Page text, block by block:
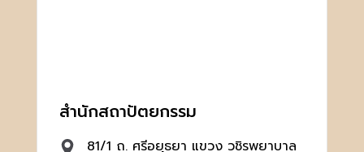
สำนักสถาปัตยกรรม
81/1 ถ. ศรีอยุธยา แขวง วชิรพยาบาล